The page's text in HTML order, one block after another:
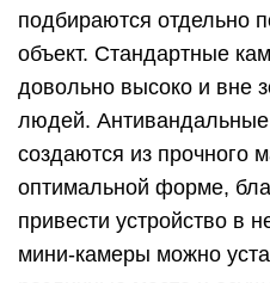
подбираются отдельно
объект. Стандартные
довольно высоко и вне
людей.
создаются из прочного
оптимальной форме,
привести устройство в
мини-камеры можно